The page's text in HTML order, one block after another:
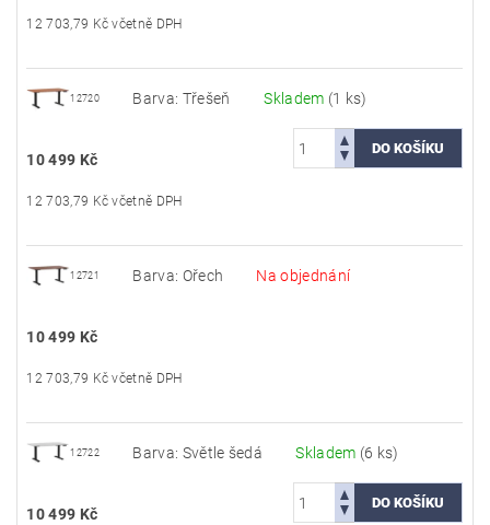
12 703,79 Kč včetně DPH
12720 Barva: Třešeň Skladem (1 ks)
10 499 Kč
12 703,79 Kč včetně DPH
12721 Barva: Ořech Na objednání
10 499 Kč
12 703,79 Kč včetně DPH
12722 Barva: Světle šedá Skladem (6 ks)
10 499 Kč